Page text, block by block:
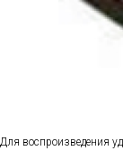
Для воспроизведения